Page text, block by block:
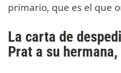
primario, que es el que
La carta de
Prat a su